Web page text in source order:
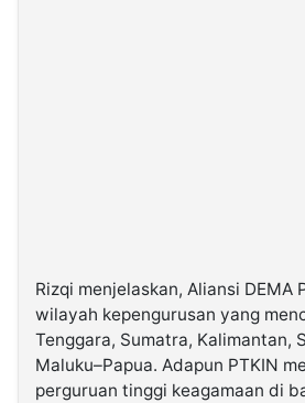
Rizqi menjelaskan, Aliansi DEMA
wilayah kepengurusan yang
Tenggara, Sumatra, Kalimantan,
Maluku–Papua. Adapun PTKIN
perguruan tinggi keagamaan di